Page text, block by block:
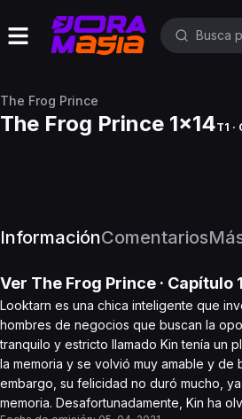
The Frog Prince
The Frog Prince 1x14T1
InformaciónComentarios
Ver The Frog Prince · Capítulo
Looktarn es una chica inteligente que
hombres de negocios que buscan la
tranquilo y estricto llamado Kin tenía un
la memoria y se volvió muy amable y
embargo, su felicidad no duró mucho,
memoria. Desafortunadamente, Kin ha